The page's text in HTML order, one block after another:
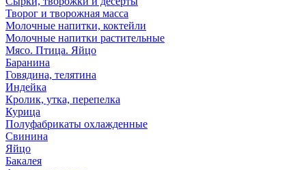
Творог и творожная масса
Молочные напитки, коктейли
Молочные напитки растительные
Мясо. Птица. Яйцо
Баранина
Говядина, телятина
Индейка
Кролик, утка, перепелка
Курица
Полуфабрикаты охлажденные
Свинина
Яйцо
Бакалея